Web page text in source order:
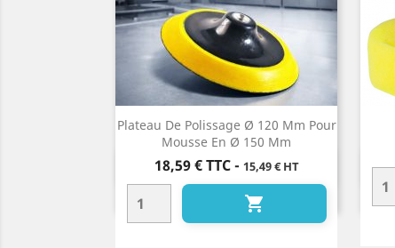
Plateau De Polissage Ø 120 Mm Pour
Mousse En Ø 150 Mm
Prix
18,59 € TTC- 15,49 € HT

Aperçu rapide